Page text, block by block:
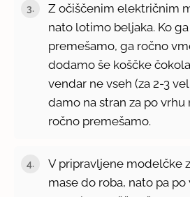
Z očiščenim električnim
nato lotimo beljaka. Ko
premešamo, ga ročno
dodamo še koščke
vendar ne vseh (za 2-3
damo na stran za po vrhu
ročno premešamo.
V pripravljene modelčke
mase do roba, nato pa